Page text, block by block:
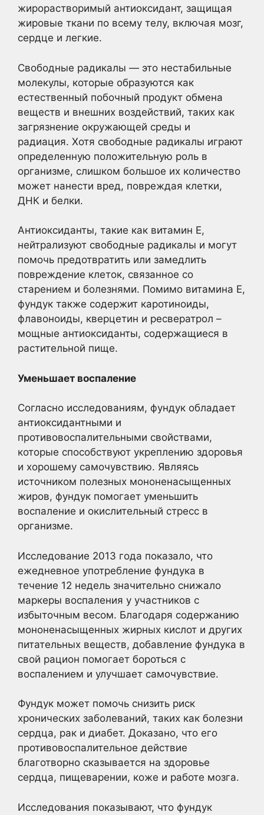
жирорастворимый антиоксидант, защищая
жировые ткани по всему телу, включая мозг,
сердце и легкие.
Свободные радикалы — это нестабильные
молекулы, которые образуются как
естественный побочный продукт обмена
веществ и внешних воздействий, таких как
загрязнение окружающей среды и
радиация. Хотя свободные радикалы играют
определенную положительную роль в
организме, слишком большое их количество
может нанести вред, повреждая клетки,
ДНК и белки.
Антиоксиданты, такие как витамин Е,
нейтрализуют свободные радикалы и могут
помочь предотвратить или замедлить
повреждение клеток, связанное со
старением и болезнями. Помимо витамина Е,
фундук также содержит каротиноиды,
флавоноиды, кверцетин и ресвератрол –
мощные антиоксиданты, содержащиеся в
растительной пище.
Уменьшает воспаление
Согласно исследованиям, фундук обладает
антиоксидантными и
противовоспалительными свойствами,
которые способствуют укреплению здоровья
и хорошему самочувствию. Являясь
источником полезных мононенасыщенных
жиров, фундук помогает уменьшить
воспаление и окислительный стресс в
организме.
Исследование 2013 года показало, что
ежедневное употребление фундука в
течение 12 недель значительно снижало
маркеры воспаления у участников с
избыточным весом. Благодаря содержанию
мононенасыщенных жирных кислот и других
питательных веществ, добавление фундука в
свой рацион помогает бороться с
воспалением и улучшает самочувствие.
Фундук может помочь снизить риск
хронических заболеваний, таких как болезни
сердца, рак и диабет. Доказано, что его
противовоспалительное действие
благотворно сказывается на здоровье
сердца, пищеварении, коже и работе мозга.
Исследования показывают, что фундук